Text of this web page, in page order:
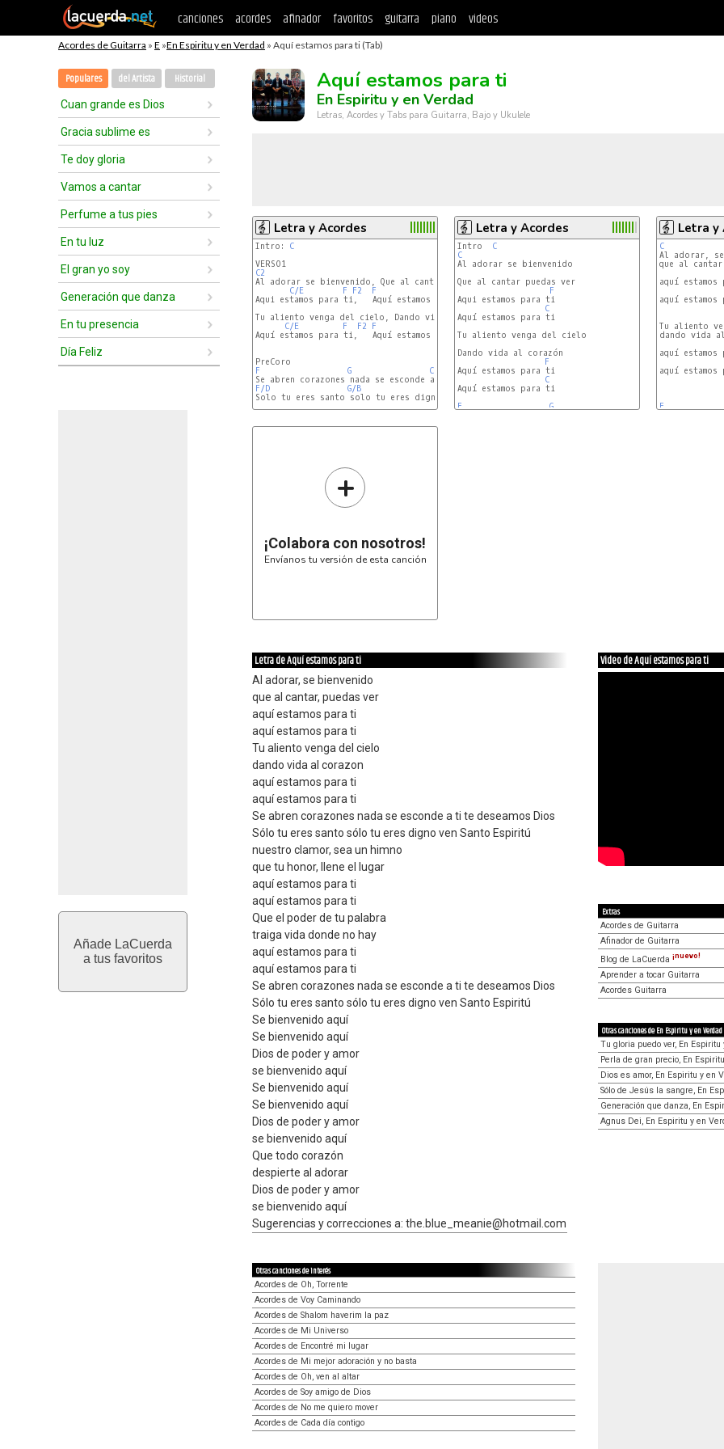
canciones acordes afinador favoritos guitarra piano videos
Acordes de Guitarra » E »En Espiritu y en Verdad » Aquí estamos para ti (Tab)
Populares del Artista Historial
Cuan grande es Dios
Gracia sublime es
Te doy gloria
Vamos a cantar
Perfume a tus pies
En tu luz
El gran yo soy
Generación que danza
En tu presencia
Día Feliz
Añade LaCuerda
a tus favoritos
Aquí estamos para ti
En Espiritu y en Verdad
Letras, Acordes y Tabs para Guitarra, Bajo y Ukulele
Letra y Acordes
Intro: C
C2
C/E F F2 F
Aqui estamos para ti,   Aquí estamos para ti
Tu aliento venga del cielo, Dando vida al corazón
C/E
F F2 F
Aquí estamos para ti,   Aquí estamos para ti
F
G C/E
F
F/D
G/B C/E
F
Solo tu eres santo solo tu eres digno, Ven santo espíritu
Letra y Acordes
Intro C
C
Que al cantar puedas ver
F
Aqui estamos para ti
C
Aquí estamos para ti
Tu aliento venga del cielo
Dando vida al corazón
F
Aquí estamos para ti
C
Aquí estamos para ti
F
G
C
Letra y
C
que al
aquí
aquí
Tu aliento
dando vida
aquí
aquí
F
+
¡Colabora con nosotros!
Envíanos tu versión de esta canción
Letra de Aquí estamos para ti
Al adorar, se bienvenido
que al cantar, puedas ver
aquí estamos para ti
aquí estamos para ti
Tu aliento venga del cielo
dando vida al corazon
aquí estamos para ti
aquí estamos para ti
Se abren corazones nada se esconde a ti te deseamos Dios
Sólo tu eres santo sólo tu eres digno ven Santo Espiritú
nuestro clamor, sea un himno
que tu honor, llene el lugar
aquí estamos para ti
aquí estamos para ti
Que el poder de tu palabra
traiga vida donde no hay
aquí estamos para ti
aquí estamos para ti
Se abren corazones nada se esconde a ti te deseamos Dios
Sólo tu eres santo sólo tu eres digno ven Santo Espiritú
Se bienvenido aquí
Se bienvenido aquí
Dios de poder y amor
se bienvenido aquí
Se bienvenido aquí
Se bienvenido aquí
Dios de poder y amor
se bienvenido aquí
Que todo corazón
despierte al adorar
Dios de poder y amor
se bienvenido aquí
Sugerencias y correcciones a: the.blue_meanie@hotmail.com
Video de Aquí estamos para ti
Extras
Acordes de Guitarra
Afinador de Guitarra
Blog de LaCuerda ¡nuevo!
Aprender a tocar Guitarra
Acordes Guitarra
Otras canciones de En Espiritu y en Verdad
Tu gloria puedo ver, En Espiritu
Perla de gran precio, En
Dios es amor, En Espiritu y en
Sólo de Jesús la sangre, En
Generación que danza, En
Agnus Dei, En Espiritu y en
Otras canciones de interés
Acordes de Oh, Torrente
Acordes de Voy Caminando
Acordes de Shalom haverim la paz
Acordes de Mi Universo
Acordes de Encontré mi lugar
Acordes de Mi mejor adoración y no basta
Acordes de Oh, ven al altar
Acordes de Soy amigo de Dios
Acordes de No me quiero mover
Acordes de Cada día contigo